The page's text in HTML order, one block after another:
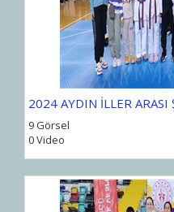
2024 AYDIN İLLER ARASI
9 Görsel
0 Video